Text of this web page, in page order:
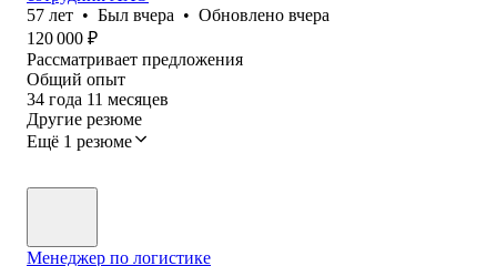
57 лет • Был вчера • Обновлено вчера
120 000 ₽
Рассматривает предложения
Общий опыт
34 года 11 месяцев
Другие резюме
Ещё 1 резюме
Менеджер по логистике